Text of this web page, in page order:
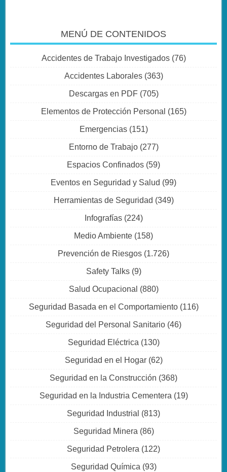
MENÚ DE CONTENIDOS
Accidentes de Trabajo Investigados(76)
Accidentes Laborales(363)
Descargas en PDF(705)
Elementos de Protección Personal (165)
Emergencias(151)
Entorno de Trabajo(277)
Espacios Confinados (59)
Eventos en Seguridad y Salud (99)
Herramientas de Seguridad (349)
Infografías(224)
Medio Ambiente (158)
Prevención de Riesgos (1.726)
Safety Talks(9)
Salud Ocupacional (880)
Seguridad Basada en el Comportamiento(116)
Seguridad del Personal Sanitario (46)
Seguridad Eléctrica (130)
Seguridad en el Hogar(62)
Seguridad en la Construcción (368)
Seguridad en la Industria Cementera (19)
Seguridad Industrial (813)
Seguridad Minera (86)
Seguridad Petrolera (122)
Seguridad Química (93)